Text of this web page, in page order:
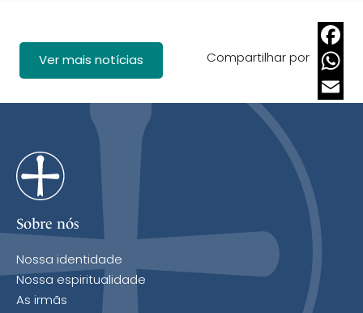
Ver mais notícias Compartilhar por
Sobre nós
Nossa identidade
Nossa espiritualidade
As irmãs